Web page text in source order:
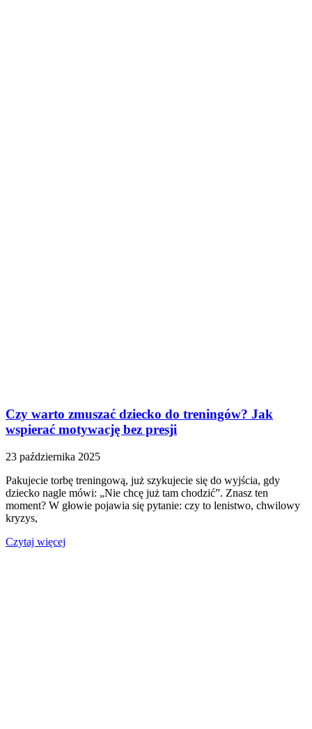
Czy warto zmuszać dziecko do treningów? Jak
wspierać motywację bez presji
23 października 2025
Pakujecie torbę treningową, już szykujecie się do wyjścia, gdy
dziecko nagle mówi: „Nie chcę już tam chodzić”. Znasz ten
moment? W głowie pojawia się pytanie: czy to lenistwo, chwilowy
kryzys,
Czytaj więcej